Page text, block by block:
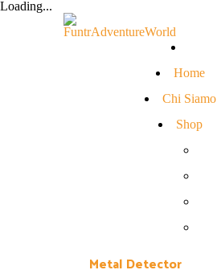
Loading...
Home
Chi Siamo
Shop
Metal Detector